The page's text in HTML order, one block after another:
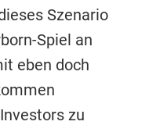
Szenario
Spiel an
eben doch
zu